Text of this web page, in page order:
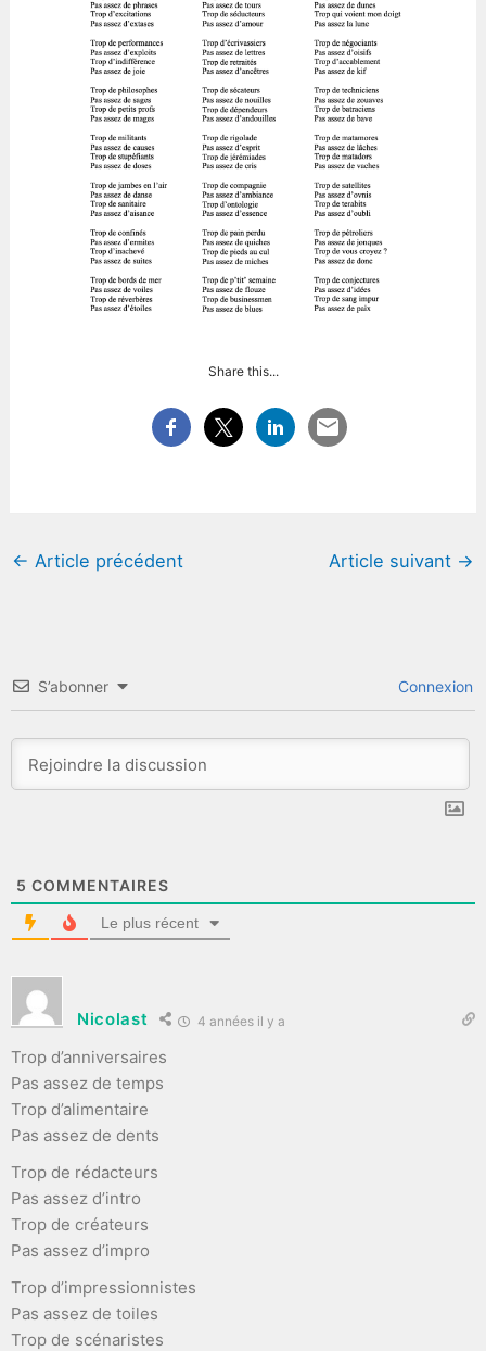
Share this...
← Article précédent Article suivant →
S’abonner Connexion
5 COMMENTAIRES
Le plus récent
Nicolast 4 années il y a
Trop d’anniversaires
Pas assez de temps
Trop d’alimentaire
Pas assez de dents
Trop de rédacteurs
Pas assez d’intro
Trop de créateurs
Pas assez d’impro
Trop d’impressionnistes
Pas assez de toiles
Trop de scénaristes